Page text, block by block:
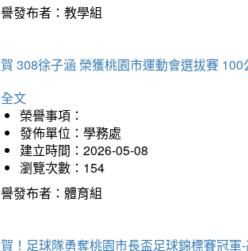
發布者：教學組
308徐子涵 榮獲桃園市運動會選拔賽 100
文
榮譽事項：
發佈單位：學務處
建立時間：2026-05-08
瀏覽次數：154
發布者：體育組
！足球隊勇奪桃園市長盃足球錦標賽冠軍